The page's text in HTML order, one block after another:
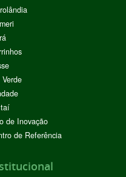
de Inovação
de Referência